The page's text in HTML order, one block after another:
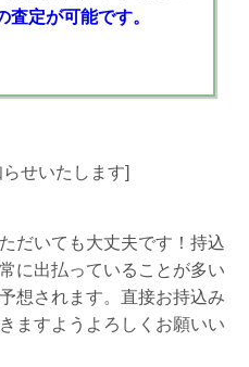
査定が可能です。
せいたします]
だいても大丈夫です！持込
に出払っていることが多い
想されます。直接お持込み
ますようよろしくお願いい